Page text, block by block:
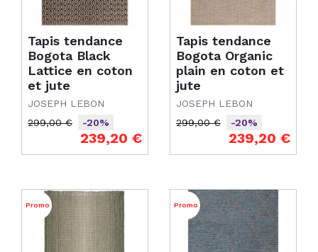
Tapis tendance
Bogota Black
Lattice en coton
et jute
JOSEPH LEBON
Prix de base
299,00 €
-20%
239,20 €
Tapis tendance
Bogota Organic
plain en coton et
jute
JOSEPH LEBON
Prix de base
299,00 €
-20%
239,20 €
Promo Promo